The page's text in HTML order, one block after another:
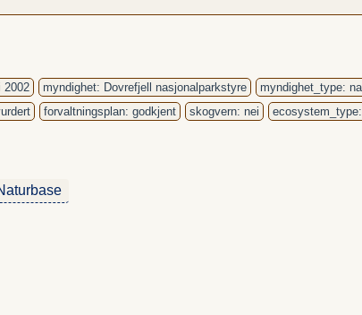
2002 myndighet: Dovrefjell nasjonalparkstyre myndighet_type:
forvaltningsplan: godkjent skogvern: nei